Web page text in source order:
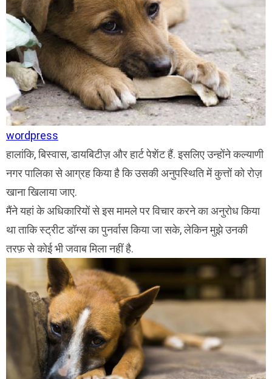
wordpress
हालांकि, बिस्वास, डायबिटीज़ और हार्ट पेशेंट हैं. इसलिए उन्होंने कल्याणी
नगर पालिका से आग्रह किया है कि उसकी अनुपस्थिति में कुत्तों को रोज़
खाना खिलाया जाए.
मैंने यहां के अधिकारियों से इस मामले पर विचार करने का अनुरोध किया
था ताकि स्ट्रीट डॉग्स का पुनर्वास किया जा सके, लेकिन मुझे उनकी
तरफ़ से कोई भी जवाब मिला नहीं है.